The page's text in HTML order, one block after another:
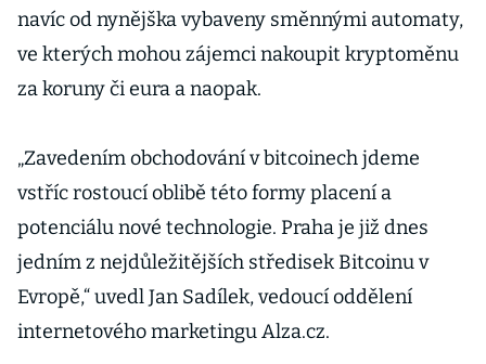
navíc od nynějška vybaveny směnnými automaty,
ve kterých mohou zájemci nakoupit kryptoměnu
za koruny či eura a naopak.
„Zavedením obchodování v bitcoinech jdeme
vstříc rostoucí oblibě této formy placení a
potenciálu nové technologie. Praha je již dnes
jedním z nejdůležitějších středisek Bitcoinu v
Evropě,“ uvedl Jan Sadílek, vedoucí oddělení
internetového marketingu Alza.cz.